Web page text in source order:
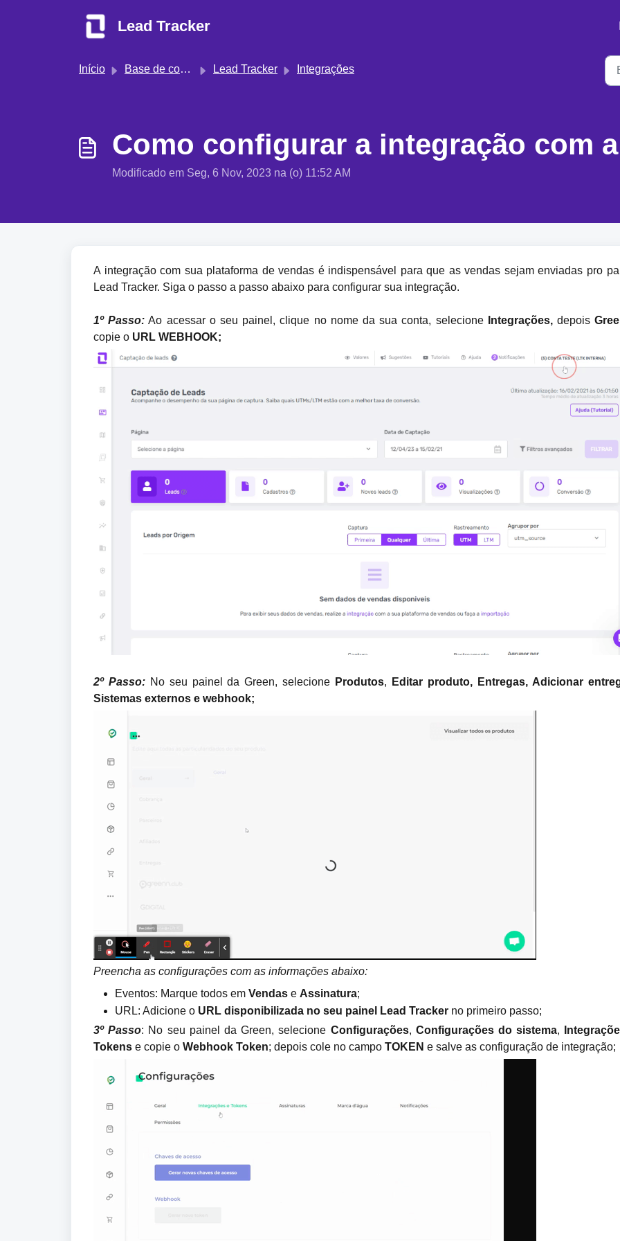
Lead Tracker
Início Base de conhecimento Lead Tracker Integrações
Como configurar a integração com
Modificado em Seg, 6 Nov, 2023 na (o) 11:52 AM
A integração com sua plataforma de vendas é indispensável para que as vendas sejam enviadas pro
Lead Tracker. Siga o passo a passo abaixo para configurar sua integração.
1º Passo: Ao acessar o seu painel, clique no nome da sua conta, selecione Integrações, depois
copie o URL WEBHOOK;
2º Passo: No seu painel da Green, selecione Produtos, Editar produto, Entregas, Adicionar
Sistemas externos e webhook;
Preencha as configurações com as informações abaixo:
Eventos: Marque todos em Vendas e Assinatura;
URL: Adicione o URL disponibilizada no seu painel Lead Tracker no primeiro passo;
3º Passo: No seu painel da Green, selecione Configurações, Configurações do sistema,
Tokens e copie o Webhook Token; depois cole no campo TOKEN e salve as configuração de integração;